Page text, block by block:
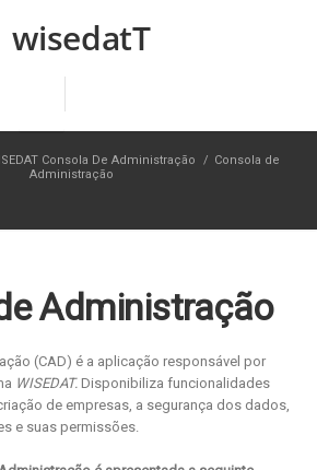
Consola De Administração / Consola de
Administração
Administração
(CAD) é a aplicação responsável por
WISEDAT. Disponibiliza funcionalidades
de empresas, a segurança dos dados,
e suas permissões.